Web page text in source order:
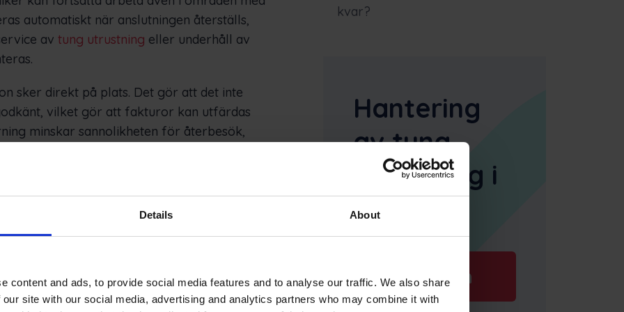
Details About
content and ads, to provide social media features and to analyse our traffic. We also share
site with our social media, advertising and analytics partners who may combine it with
automatiskt när anslutningen återställs,
av tung utrustning eller underhåll av
sker direkt på plats. Det gör att det inte
vilket gör att fakturor kan utfärdas
minskar sannolikheten för återbesök,
och teknikernas utnyttjandegrad.
av saknade delar och snabbare
kassaflöde. Ännu viktigare är att
komplexitet. Oavsett om det handlar
att expandera till flera länder förblir
bördan.
kvar?
Hantering
av tung
utrustning i
farten
Boka en